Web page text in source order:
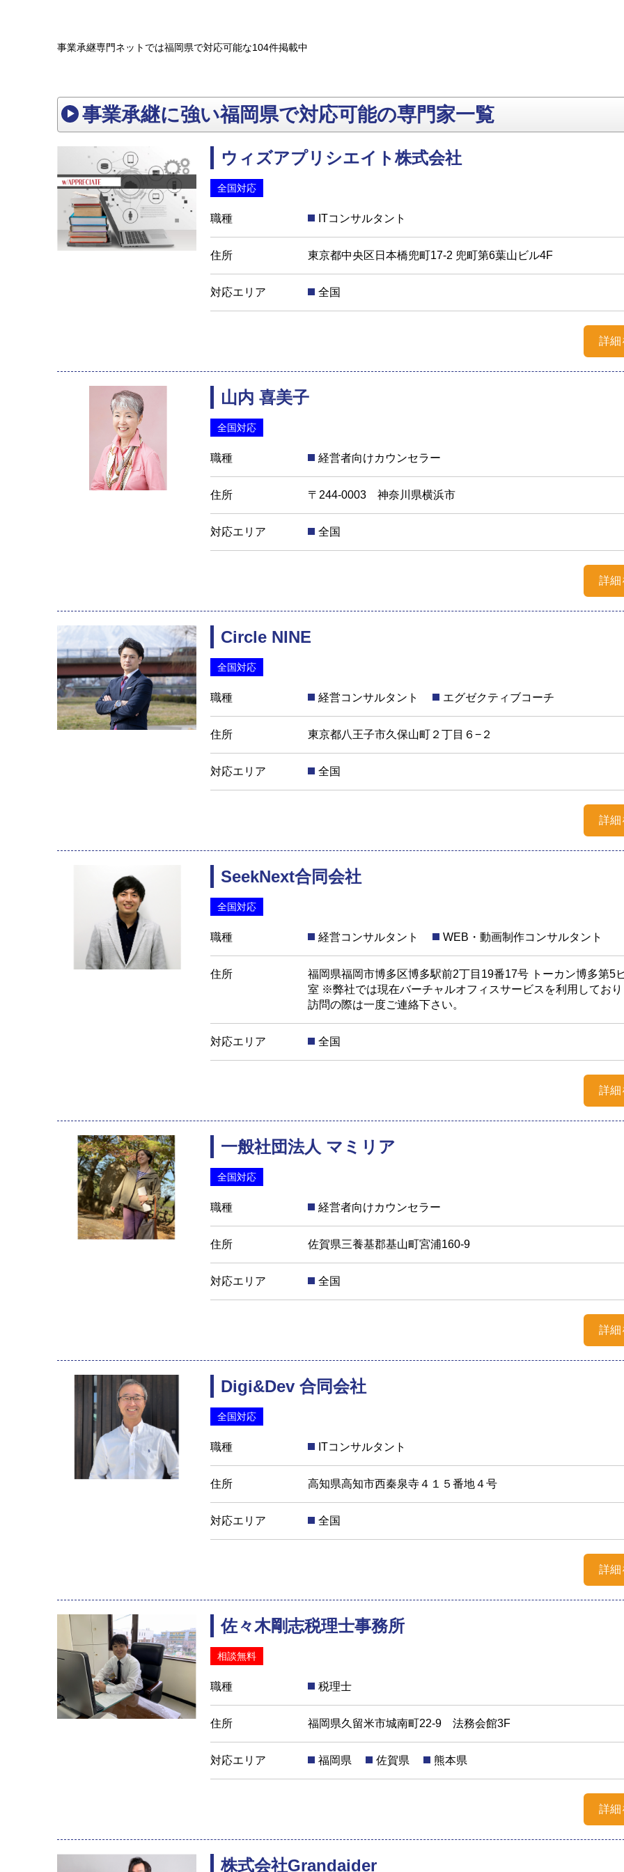
事業承継専門ネットでは福岡県で対応可能な104件掲載中
事業承継に強い福岡県で対応可能の専門家一覧
ウィズアプリシエイト株式会社
全国対応
職種 ITコンサルタント
住所 東京都中央区日本橋兜町17-2 兜町第6葉山ビル4F
対応エリア 全国
詳細
山内 喜美子
全国対応
職種 経営者向けカウンセラー
住所 〒244-0003 神奈川県横浜市
対応エリア 全国
詳細
Circle NINE
全国対応
職種 経営コンサルタント エグゼクティブコーチ
住所 東京都八王子市久保山町２丁目６−２
対応エリア 全国
詳細
SeekNext合同会社
全国対応
職種 経営コンサルタント WEB・動画制作コンサルタント
住所
福岡県福岡市博多区博多駅前2丁目19番17号 トーカン博多第5
室 ※弊社では現在バーチャルオフィスサービスを利用してお
訪問の際は一度ご連絡下さい。
対応エリア 全国
詳細
一般社団法人 マミリア
全国対応
職種 経営者向けカウンセラー
住所 佐賀県三養基郡基山町宮浦160-9
対応エリア 全国
詳細
Digi&Dev 合同会社
全国対応
職種 ITコンサルタント
住所 高知県高知市西秦泉寺４１５番地４号
対応エリア 全国
詳細
佐々木剛志税理士事務所
相談無料
職種 税理士
住所 福岡県久留米市城南町22-9 法務会館3F
対応エリア 福岡県 佐賀県 熊本県
詳細
株式会社Grandaider